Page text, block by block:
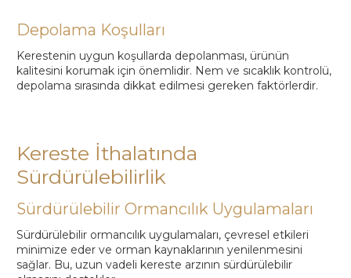
Depolama Koşulları
Kerestenin uygun koşullarda depolanması, ürünün
kalitesini korumak için önemlidir. Nem ve sıcaklık kontrolü,
depolama sırasında dikkat edilmesi gereken faktörlerdir.
Kereste İthalatında
Sürdürülebilirlik
Sürdürülebilir Ormancılık Uygulamaları
Sürdürülebilir ormancılık uygulamaları, çevresel etkileri
minimize eder ve orman kaynaklarının yenilenmesini
sağlar. Bu, uzun vadeli kereste arzının sürdürülebilir